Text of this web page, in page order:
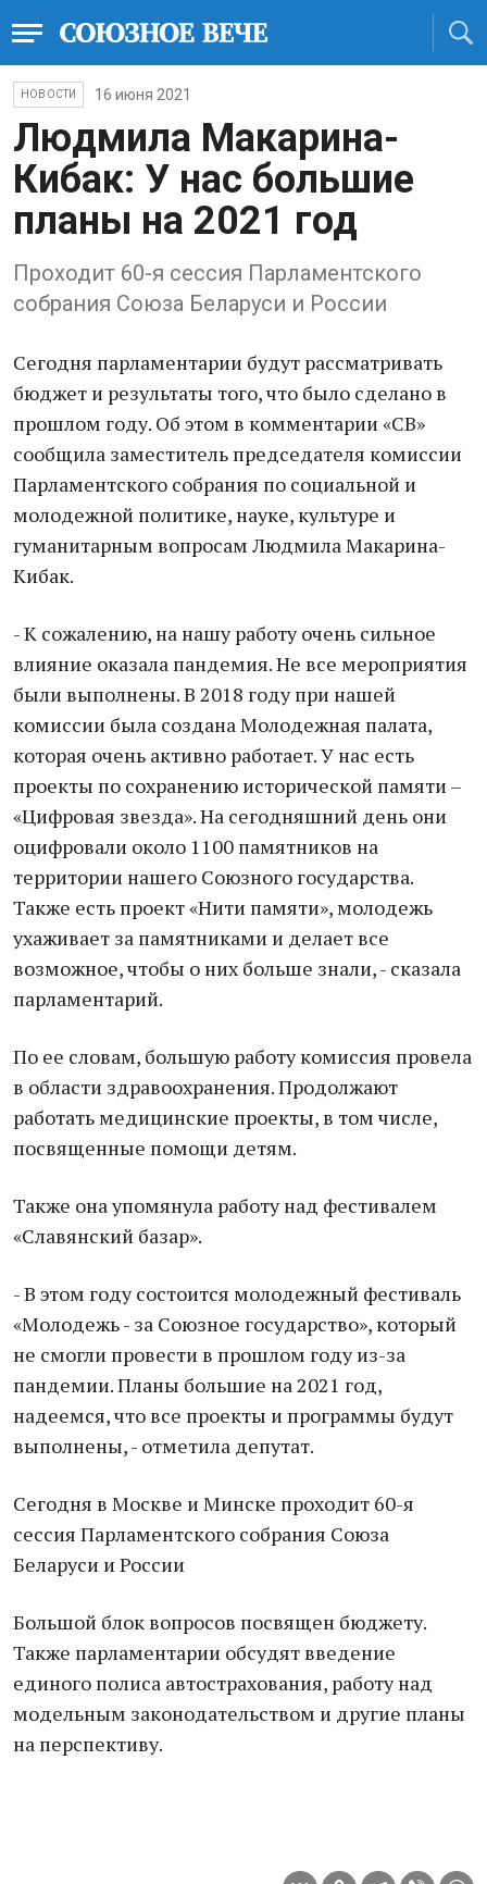
НОВОСТИ 16 июня 2021
Людмила Макарина-
Кибак: У нас большие
планы на 2021 год
Проходит 60-я сессия Парламентского
собрания Союза Беларуси и России
Сегодня парламентарии будут рассматривать
бюджет и результаты того, что было сделано в
прошлом году. Об этом в комментарии «СВ»
сообщила заместитель председателя комиссии
Парламентского собрания по социальной и
молодежной политике, науке, культуре и
гуманитарным вопросам Людмила Макарина-
Кибак.
- К сожалению, на нашу работу очень сильное
влияние оказала пандемия. Не все мероприятия
были выполнены. В 2018 году при нашей
комиссии была создана Молодежная палата,
которая очень активно работает. У нас есть
проекты по сохранению исторической памяти –
«Цифровая звезда». На сегодняшний день они
оцифровали около 1100 памятников на
территории нашего Союзного государства.
Также есть проект «Нити памяти», молодежь
ухаживает за памятниками и делает все
возможное, чтобы о них больше знали, - сказала
парламентарий.
По ее словам, большую работу комиссия провела
в области здравоохранения. Продолжают
работать медицинские проекты, в том числе,
посвященные помощи детям.
Также она упомянула работу над фестивалем
«Славянский базар».
- В этом году состоится молодежный фестиваль
«Молодежь - за Союзное государство», который
не смогли провести в прошлом году из-за
пандемии. Планы большие на 2021 год,
надеемся, что все проекты и программы будут
выполнены, - отметила депутат.
Сегодня в Москве и Минске проходит 60-я
сессия Парламентского собрания Союза
Беларуси и России
Большой блок вопросов посвящен бюджету.
Также парламентарии обсудят введение
единого полиса автострахования, работу над
модельным законодательством и другие планы
на перспективу.